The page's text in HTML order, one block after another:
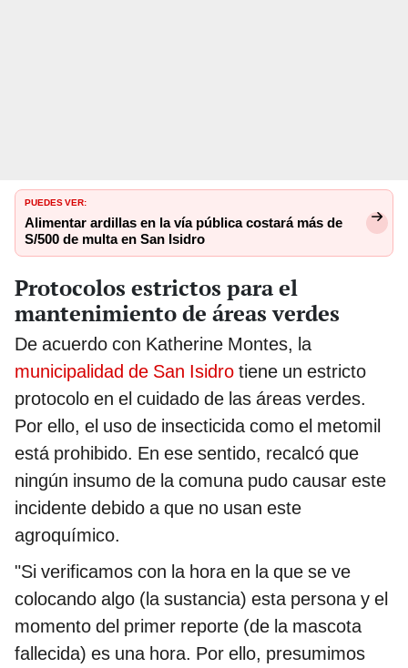
PUEDES VER:
Alimentar ardillas en la vía pública costará más de
S/500 de multa en San Isidro
Protocolos estrictos para el
mantenimiento de áreas verdes
De acuerdo con Katherine Montes, la
municipalidad de San Isidro tiene un estricto
protocolo en el cuidado de las áreas verdes.
Por ello, el uso de insecticida como el metomil
está prohibido. En ese sentido, recalcó que
ningún insumo de la comuna pudo causar este
incidente debido a que no usan este
agroquímico.
"Si verificamos con la hora en la que se ve
colocando algo (la sustancia) esta persona y el
momento del primer reporte (de la mascota
fallecida) es una hora. Por ello, presumimos